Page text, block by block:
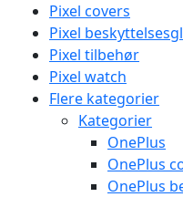
Pixel covers
Pixel
Pixel tilbehør
Pixel watch
Flere kategorier
Kategorier
OnePlus
OnePlus
OnePlus